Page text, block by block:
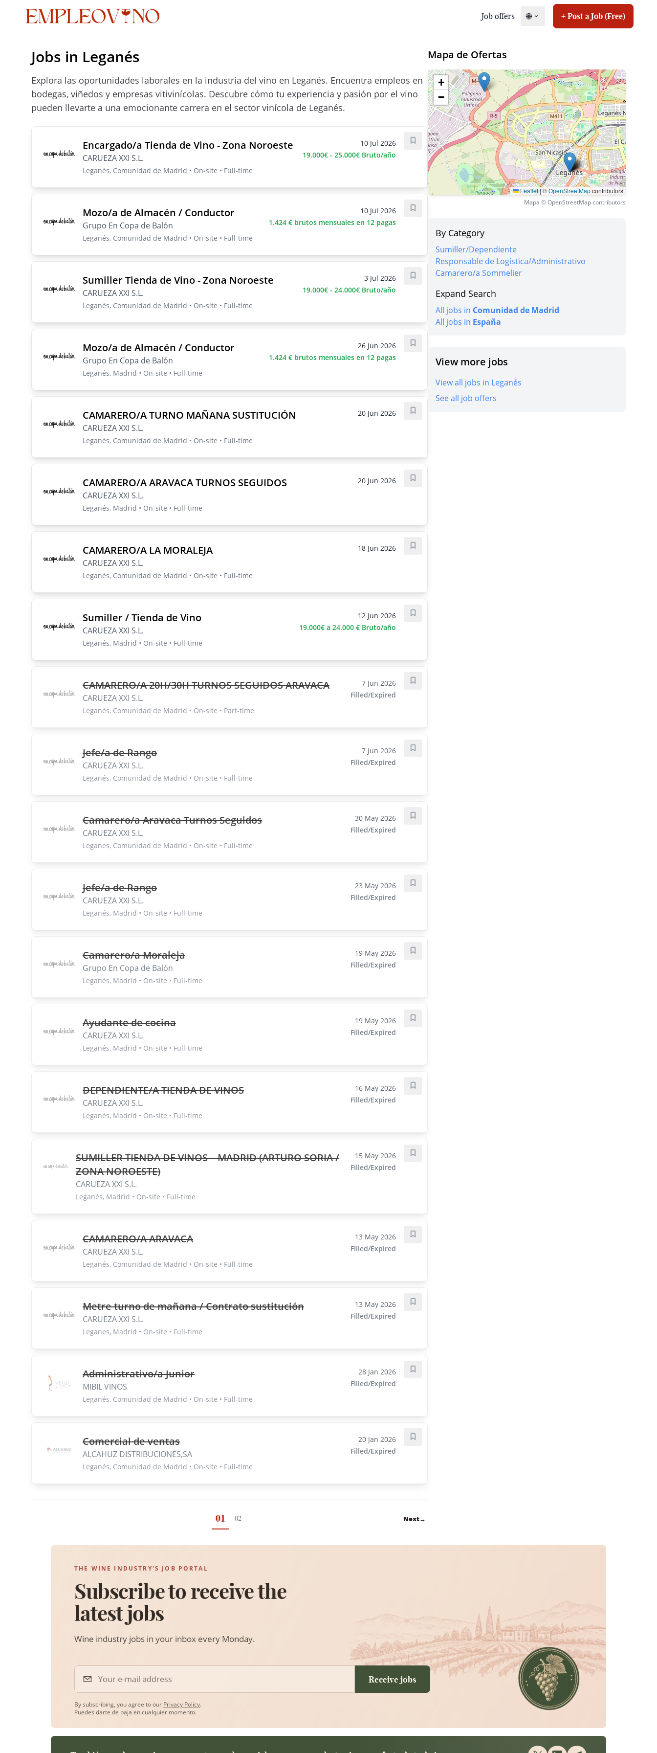
Job offers 🌐 + Post a Job (Free)
Jobs in Leganés
Explora las oportunidades laborales en la industria del vino en Leganés. Encuentra empleos en
bodegas, viñedos y empresas vitivinícolas. Descubre cómo tu experiencia y pasión por el vino
pueden llevarte a una emocionante carrera en el sector vinícola de Leganés.
Encargado/a Tienda de Vino - Zona Noroeste
CARUEZA XXI S.L.
Leganés, Comunidad de Madrid • On-site • Full-time
10 Jul 2026
19.000€ - 25.000€ Bruto/año
Save job
Mozo/a de Almacén / Conductor
Grupo En Copa de Balón
Leganés, Comunidad de Madrid • On-site • Full-time
10 Jul 2026
1.424 € brutos mensuales en 12 pagas
Save job
Sumiller Tienda de Vino - Zona Noroeste
CARUEZA XXI S.L.
Leganés, Comunidad de Madrid • On-site • Full-time
3 Jul 2026
19.000€ - 24.000€ Bruto/año
Save job
Mozo/a de Almacén / Conductor
Grupo En Copa de Balón
Leganés, Madrid • On-site • Full-time
26 Jun 2026
1.424 € brutos mensuales en 12 pagas
Save job
CAMARERO/A TURNO MAÑANA SUSTITUCIÓN
CARUEZA XXI S.L.
Leganés, Comunidad de Madrid • On-site • Full-time
20 Jun 2026 Save job
CAMARERO/A ARAVACA TURNOS SEGUIDOS
CARUEZA XXI S.L.
Leganés, Madrid • On-site • Full-time
20 Jun 2026 Save job
CAMARERO/A LA MORALEJA
CARUEZA XXI S.L.
Leganés, Comunidad de Madrid • On-site • Full-time
18 Jun 2026 Save job
Sumiller / Tienda de Vino
CARUEZA XXI S.L.
Leganés, Madrid • On-site • Full-time
12 Jun 2026
19.000€ a 24.000 € Bruto/año
Save job
CAMARERO/A 20H/30H TURNOS SEGUIDOS ARAVACA
CARUEZA XXI S.L.
Leganés, Comunidad de Madrid • On-site • Part-time
7 Jun 2026
Filled/Expired
Save job
Jefe/a de Rango
CARUEZA XXI S.L.
Leganés, Comunidad de Madrid • On-site • Full-time
7 Jun 2026
Filled/Expired
Save job
Camarero/a Aravaca Turnos Seguidos
CARUEZA XXI S.L.
Leganes, Comunidad de Madrid • On-site • Full-time
30 May 2026
Filled/Expired
Save job
Jefe/a de Rango
CARUEZA XXI S.L.
Leganés, Madrid • On-site • Full-time
23 May 2026
Filled/Expired
Save job
Camarero/a Moraleja
Grupo En Copa de Balón
Leganés, Madrid • On-site • Full-time
19 May 2026
Filled/Expired
Save job
Ayudante de cocina
CARUEZA XXI S.L.
Leganés, Madrid • On-site • Full-time
19 May 2026
Filled/Expired
Save job
DEPENDIENTE/A TIENDA DE VINOS
CARUEZA XXI S.L.
Leganés, Madrid • On-site • Full-time
16 May 2026
Filled/Expired
Save job
SUMILLER TIENDA DE VINOS – MADRID (ARTURO SORIA /
ZONA NOROESTE)
CARUEZA XXI S.L.
Leganés, Madrid • On-site • Full-time
15 May 2026
Filled/Expired
Save job
CAMARERO/A ARAVACA
CARUEZA XXI S.L.
Leganés, Comunidad de Madrid • On-site • Full-time
13 May 2026
Filled/Expired
Save job
Metre turno de mañana / Contrato sustitución
CARUEZA XXI S.L.
Leganes, Madrid • On-site • Full-time
13 May 2026
Filled/Expired
Save job
Administrativo/a Junior
MIBIL VINOS
Leganés, Comunidad de Madrid • On-site • Full-time
28 Jan 2026
Filled/Expired
Save job
Comercial de ventas
ALCAHUZ DISTRIBUCIONES,SA
Leganés, Comunidad de Madrid • On-site • Full-time
20 Jan 2026
Filled/Expired
Save job
01 02 Next→
Mapa de Ofertas
+
−
Leaflet|©OpenStreetMapcontributors
Mapa © OpenStreetMap contributors
By Category
Sumiller/Dependiente
Responsable de Logística/Administrativo
Camarero/a Sommelier
Expand Search
All jobs in Comunidad de Madrid
All jobs in España
View more jobs
View all jobs in Leganés
See all job offers
THE WINE INDUSTRY'S JOB PORTAL
Subscribe to receive the
latest jobs
Wine industry jobs in your inbox every Monday.
Your e-mail address Receive jobs
By subscribing, you agree to our Privacy Policy.
Puedes darte de baja en cualquier momento.